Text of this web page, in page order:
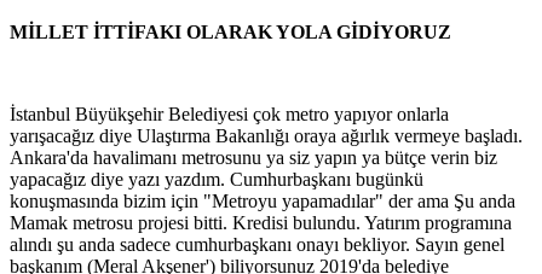
MİLLET İTTİFAKI OLARAK YOLA GİDİYORUZ
İstanbul Büyükşehir Belediyesi çok metro yapıyor onlarla
yarışacağız diye Ulaştırma Bakanlığı oraya ağırlık vermeye başladı.
Ankara'da havalimanı metrosunu ya siz yapın ya bütçe verin biz
yapacağız diye yazı yazdım. Cumhurbaşkanı bugünkü
konuşmasında bizim için "Metroyu yapamadılar" der ama Şu anda
Mamak metrosu projesi bitti. Kredisi bulundu. Yatırım programına
alındı şu anda sadece cumhurbaşkanı onayı bekliyor. Sayın genel
başkanım (Meral Akşener') biliyorsunuz 2019'da belediye